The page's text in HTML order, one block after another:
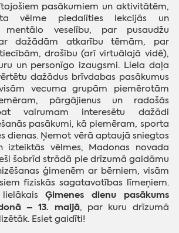
pasākumiem un aktivitātēm,
vēlme piedalīties lekcijās un
veselību, par pusaudžu
dažādām atkarību tēmām, par
drošību (arī virtuālajā vidē),
un personīgo izaugsmi. Liela daļa
dažādus brīvdabas pasākumus
vecuma grupām piemērotām
pārgājienus un radošās
vairumam interesētu dažādi
pasākumi, kā piemēram, sporta
dienas. Ņemot vērā aptaujā sniegtos
izteiktās vēlmes, Madonas novada
šobrīd strādā pie drīzumā gaidāmu
ģimenēm ar bērniem, visām
fiziskās sagatavotības līmeņiem.
Ģimenes dienu pasākums
– 13. maijā, par kuru drīzumā
Esiet gaidīti!